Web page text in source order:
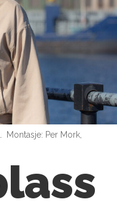
Montasje: Per Mork,